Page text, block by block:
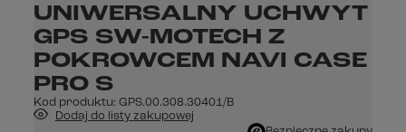
UNIWERSALNY UCHWYT
GPS SW-MOTECH Z
POKROWCEM NAVI CASE
PRO S
Kod produktu: GPS.00.308.30401/B
Dodaj do listy zakupowej